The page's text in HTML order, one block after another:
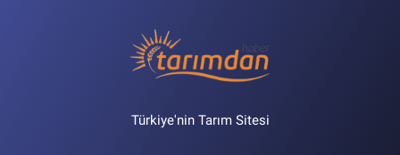
Türkiye'nin Tarım Sitesi